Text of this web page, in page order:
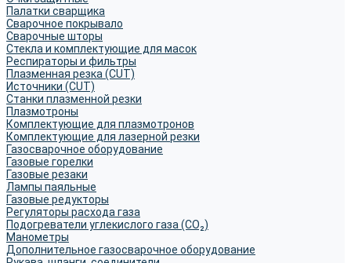
Палатки сварщика
Сварочное покрывало
Сварочные шторы
Стекла и комплектующие для масок
Респираторы и фильтры
Плазменная резка (CUT)
Источники (CUT)
Станки плазменной резки
Плазмотроны
Комплектующие для плазмотронов
Комплектующие для лазерной резки
Газосварочное оборудование
Газовые горелки
Газовые резаки
Лампы паяльные
Газовые редукторы
Регуляторы расхода газа
Подогреватели углекислого газа (CO₂)
Манометры
Дополнительное газосварочное оборудование